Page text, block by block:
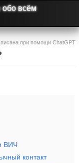
обо всём
при помощи ChatGPT
ВИЧ
контакт